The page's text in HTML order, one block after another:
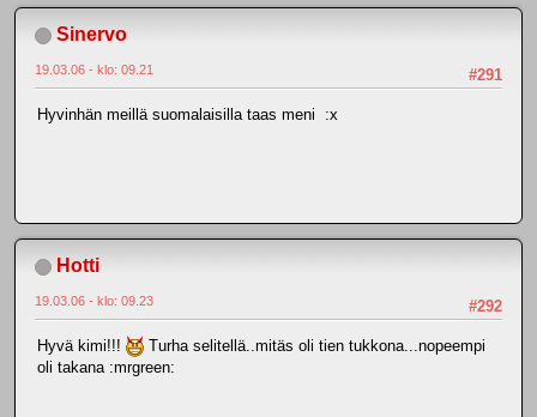
Sinervo
#291
19.03.06 - klo: 09.21
Hyvinhän meillä suomalaisilla taas meni :x
Hotti
#292
19.03.06 - klo: 09.23
Hyvä kimi!!!
Turha selitellä..mitäs oli tien tukkona...nopeempi
oli takana :mrgreen: